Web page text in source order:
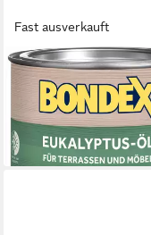
Fast ausverkauft
BONDEX
Hartholzöl Bondex
Eukalyptus Öl 750 ml
15,99 €
in 3-4 Werktagen bei dir